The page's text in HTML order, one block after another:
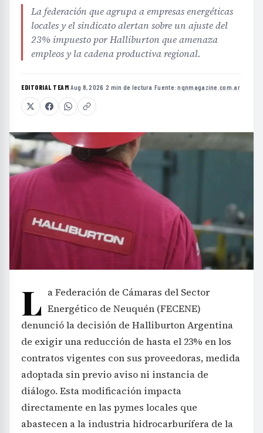
La federación que agrupa a empresas energéticas
locales y el sindicato alertan sobre un ajuste del
23% impuesto por Halliburton que amenaza
empleos y la cadena productiva regional.
EDITORIAL TEAM·Aug 8, 2026 ·2 min de lectura ·Fuente:nqnmagazine.com.ar
L a Federación de Cámaras del Sector
Energético de Neuquén (FECENE)
denunció la decisión de Halliburton Argentina
de exigir una reducción de hasta el 23% en los
contratos vigentes con sus proveedoras, medida
adoptada sin previo aviso ni instancia de
diálogo. Esta modificación impacta
directamente en las pymes locales que
abastecen a la industria hidrocarburífera de la